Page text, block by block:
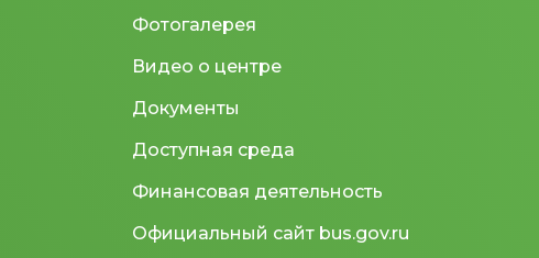
Фотогалерея
Видео о центре
Документы
Доступная среда
Финансовая деятельность
Официальный сайт bus.gov.ru